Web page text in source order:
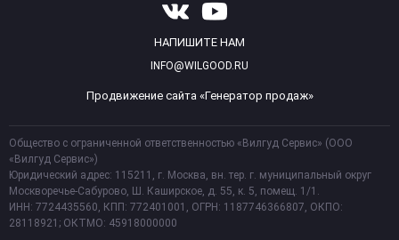
НАПИШИТЕ НАМ
INFO@WILGOOD.RU
Продвижение сайта «Генератор продаж»
Общество с ограниченной ответственностью «Вилгуд Сервис» (ООО
«Вилгуд Сервис»)
Юридический адрес: 115211, г. Москва, вн. тер. г. муниципальный округ
Москворечье-Сабурово, Ш. Каширское, д. 55, к. 5, помещ. 1/1.
ИНН: 7724435560, КПП: 772401001, ОГРН: 1187746366807, ОКПО:
28118921; ОКТМО: 45918000000